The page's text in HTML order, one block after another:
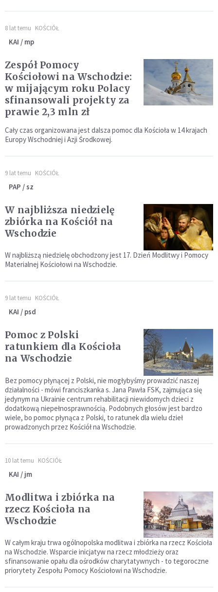
8 lat temu KOŚCIÓŁ
KAI / mp
Zespół Pomocy
Kościołowi na Wschodzie:
w mijającym roku Polacy
sfinansowali projekty za
prawie 2,3 mln zł
Cały czas organizowana jest dalsza pomoc dla Kościoła w 14 krajach
Europy Wschodniej i Azji Środkowej.
9 lat temu KOŚCIÓŁ
PAP / sz
W najbliższa niedzielę
zbiórka na Kościół na
Wschodzie
W najbliższą niedzielę obchodzony jest 17. Dzień Modlitwy i Pomocy
Materialnej Kościołowi na Wschodzie.
9 lat temu KOŚCIÓŁ
KAI / psd
Pomoc z Polski
ratunkiem dla Kościoła
na Wschodzie
Bez pomocy płynącej z Polski, nie mogłybyśmy prowadzić naszej
działalności - mówi franciszkanka s. Jana Pawła FSK, zajmująca się
jedynym na Ukrainie centrum rehabilitacji niewidomych dzieci z
dodatkową niepełnosprawnością. Podobnych głosów jest bardzo
wiele, bo pomoc płynąca z Polski, to ratunek dla wielu dzieł
prowadzonych przez Kościół na Wschodzie.
10 lat temu KOŚCIÓŁ
KAI / jm
Modlitwa i zbiórka na
rzecz Kościoła na
Wschodzie
W całym kraju trwa ogólnopolska modlitwa i zbiórka na rzecz Kościoła
na Wschodzie. Wsparcie inicjatyw na rzecz młodzieży oraz
sfinansowanie opału dla ośrodków charytatywnych - to tegoroczne
priorytety Zespołu Pomocy Kościołowi na Wschodzie.